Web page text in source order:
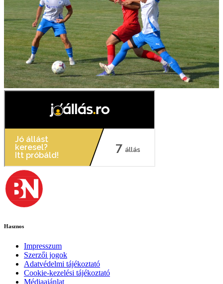
Hasznos
Impresszum
Szerzői jogok
Adatvédelmi tájékoztató
Cookie-kezelési tájékoztató
Médiaajánlat